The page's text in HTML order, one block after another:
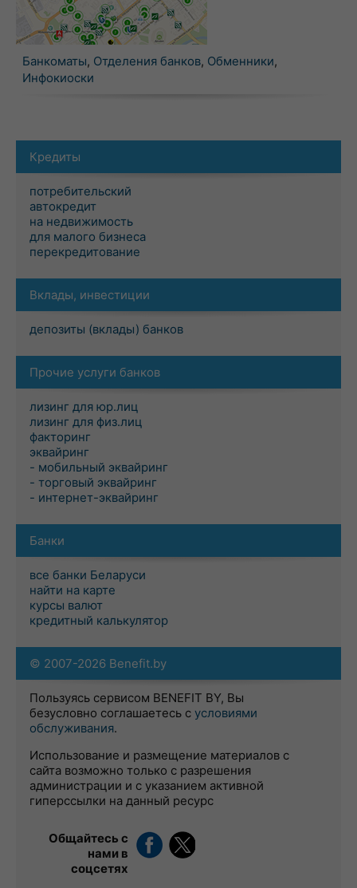
Банкоматы, Отделения банков, Обменники,
Инфокиоски
Кредиты
потребительский
автокредит
на недвижимость
для малого бизнеса
перекредитование
Вклады, инвестиции
депозиты (вклады) банков
Прочие услуги банков
лизинг для юр.лиц
лизинг для физ.лиц
факторинг
эквайринг
- мобильный эквайринг
- торговый эквайринг
- интернет-эквайринг
Банки
все банки Беларуси
найти на карте
курсы валют
кредитный калькулятор
© 2007-2026 Benefit.by
Пользуясь сервисом BENEFIT BY, Вы
безусловно соглашаетесь с условиями
обслуживания.
Использование и размещение материалов с
сайта возможно только с разрешения
администрации и с указанием активной
гиперссылки на данный ресурс
Общайтесь с
нами в
соцсетях